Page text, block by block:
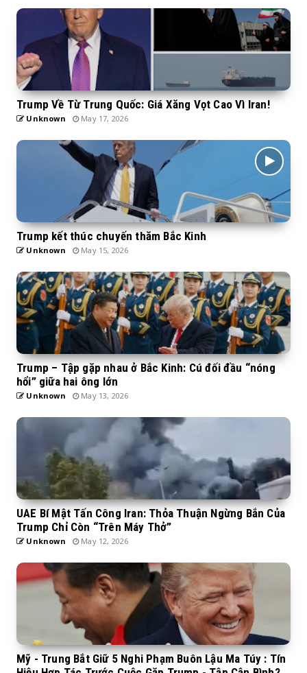
Trump Về Từ Trung Quốc: Giá Xăng Vọt Cao Vì Iran!
Unknown May 17, 2026
Trump kết thúc chuyến thăm Bắc Kinh
Unknown May 15, 2026
Trump – Tập gặp nhau ở Bắc Kinh: Cú đối đầu “nóng
hổi” giữa hai ông lớn
Unknown May 13, 2026
UAE Bí Mật Tấn Công Iran: Thỏa Thuận Ngừng Bắn Của
Trump Chỉ Còn “Trên Máy Thở”
Unknown May 12, 2026
Mỹ - Trung Bắt Giữ 5 Nghi Phạm Buôn Lậu Ma Túy : Tín